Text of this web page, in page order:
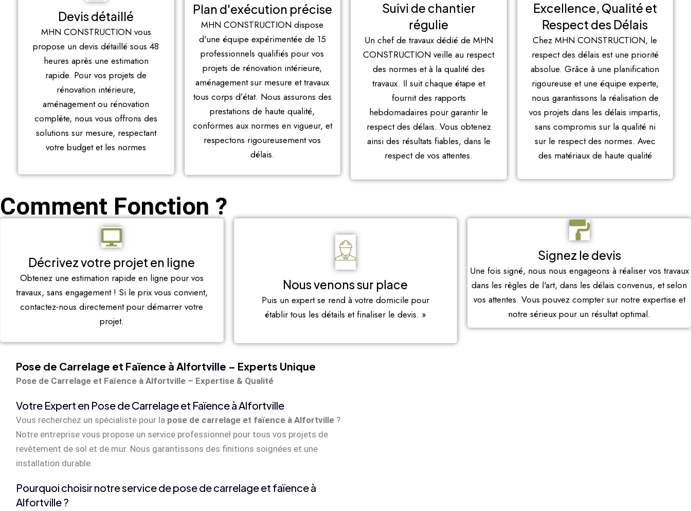
Devis détaillé
MHN CONSTRUCTION vous
propose un devis détaillé sous 48
heures après une estimation
rapide. Pour vos projets de
rénovation intérieure,
aménagement ou rénovation
complète, nous vous offrons des
solutions sur mesure, respectant
votre budget et les normes
Plan d'exécution précise
MHN CONSTRUCTION dispose
d'une équipe expérimentée de 15
professionnels qualifiés pour vos
projets de rénovation intérieure,
aménagement sur mesure et travaux
tous corps d’état. Nous assurons des
prestations de haute qualité,
conformes aux normes en vigueur, et
respectons rigoureusement vos
délais.
Suivi de chantier
régulie
Un chef de travaux dédié de MHN
CONSTRUCTION veille au respect
des normes et à la qualité des
travaux. Il suit chaque étape et
fournit des rapports
hebdomadaires pour garantir le
respect des délais. Vous obtenez
ainsi des résultats fiables, dans le
respect de vos attentes.
Excellence, Qualité et
Respect des Délais
Chez MHN CONSTRUCTION, le
respect des délais est une priorité
absolue. Grâce à une planification
rigoureuse et une équipe experte,
nous garantissons la réalisation de
vos projets dans les délais impartis,
sans compromis sur la qualité ni
sur le respect des normes. Avec
des matériaux de haute qualité
Comment Fonction ?
Décrivez votre projet en ligne
Obtenez une estimation rapide en ligne pour vos
travaux, sans engagement ! Si le prix vous convient,
contactez-nous directement pour démarrer votre
projet.
Nous venons sur place
Puis un expert se rend à votre domicile pour
établir tous les détails et finaliser le devis. »
Signez le devis
Une fois signé, nous nous engageons à réaliser vos travaux
dans les règles de l'art, dans les délais convenus, et selon
vos attentes. Vous pouvez compter sur notre expertise et
notre sérieux pour un résultat optimal.
Pose de Carrelage et Faïence à Alfortville – Experts Unique
Pose de Carrelage et Faïence à Alfortville – Expertise & Qualité
Votre Expert en Pose de Carrelage et Faïence à Alfortville
Vous recherchez un spécialiste pour la pose de carrelage et faïence à Alfortville ?
Notre entreprise vous propose un service professionnel pour tous vos projets de
revêtement de sol et de mur. Nous garantissons des finitions soignées et une
installation durable.
Pourquoi choisir notre service de pose de carrelage et faïence à
Alfortville ?